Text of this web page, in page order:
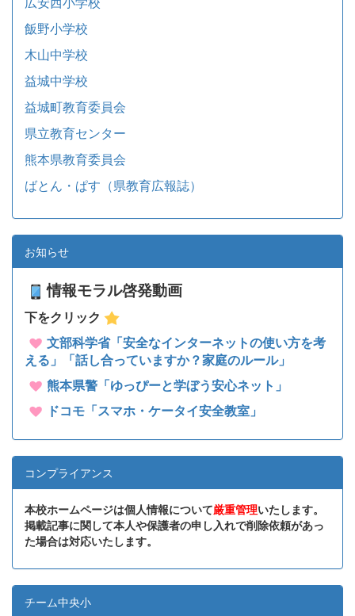
飯野小学校
木山中学校
益城中学校
益城町教育委員会
県立教育センター
熊本県教育委員会
ばとん・ぱす（県教育広報誌）
お知らせ
情報モラル啓発動画
下をクリック
文部科学省「安全なインターネットの使い方を考
える」「話し合っていますか？家庭のルール」
熊本県警「ゆっぴーと学ぼう安心ネット」
ドコモ「スマホ・ケータイ安全教室」
コンプライアンス
本校ホームページは個人情報について厳重管理いたします。
掲載記事に関して本人や保護者の申し入れで削除依頼があっ
た場合は対応いたします。
チーム中央小